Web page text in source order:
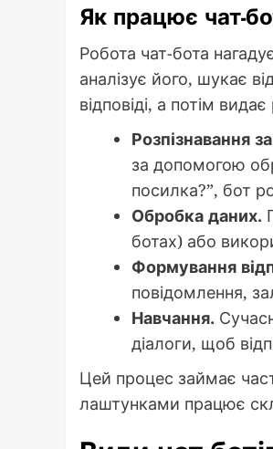
Як працює чат-
Робота чат-бота
аналізує його, шукає
відповіді, а потім
Розпізнавання
за допомогою
посилка?”, бот
Обробка даних.
ботах) або
Формування
повідомлення,
Навчання.
діалоги, щоб
Цей процес займає
лаштунками працює